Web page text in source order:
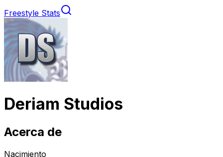
Freestyle Stats
Deriam Studios
Acerca de
Nacimiento